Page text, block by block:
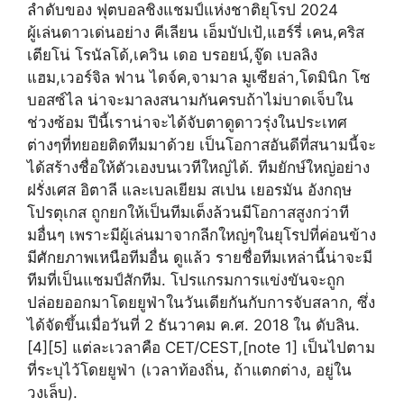
ลำดับของ ฟุตบอลชิงแชมป์แห่งชาติยุโรป 2024
ผู้เล่นดาวเด่นอย่าง คีเลียน เอ็มบัปเป้,แฮร์รี่ เคน,คริส
เตียโน่ โรนัลโด้,เควิน เดอ บรอยน์,จู๊ด เบลลิง
แฮม,เวอร์จิล ฟาน ไดจ์ค,จามาล มูเซียล่า,โดมินิก โซ
บอสซ์ไล น่าจะมาลงสนามกันครบถ้าไม่บาดเจ็บใน
ช่วงซ้อม ปีนี้เราน่าจะได้จับตาดูดาวรุ่งในประเทศ
ต่างๆที่ทยอยติดทีมมาด้วย เป็นโอกาสอันดีที่สนามนี้จะ
ได้สร้างชื่อให้ตัวเองบนเวทีใหญ่ได้. ทีมยักษ์ใหญ่อย่าง
ฝรั่งเศส อิตาลี และเบลเยียม สเปน เยอรมัน อังกฤษ
โปรตุเกส ถูกยกให้เป็นทีมเต็งล้วนมีโอกาสสูงกว่าที
มอื่นๆ เพราะมีผู้เล่นมาจากลีกใหญ่ๆในยุโรปที่ค่อนข้าง
มีศักยภาพเหนือทีมอื่น ดูแล้ว รายชื่อทีมเหล่านี้น่าจะมี
ทีมที่เป็นแชมป์สักทีม. โปรแกรมการแข่งขันจะถูก
ปล่อยออกมาโดยยูฟ่าในวันเดียกันกับการจับสลาก, ซึ่ง
ได้จัดขึ้นเมื่อวันที่ 2 ธันวาคม ค.ศ. 2018 ใน ดับลิน.
[4][5] แต่ละเวลาคือ CET/CEST,[note 1] เป็นไปตาม
ที่ระบุไว้โดยยูฟ่า (เวลาท้องถิ่น, ถ้าแตกต่าง, อยู่ใน
วงเล็บ).